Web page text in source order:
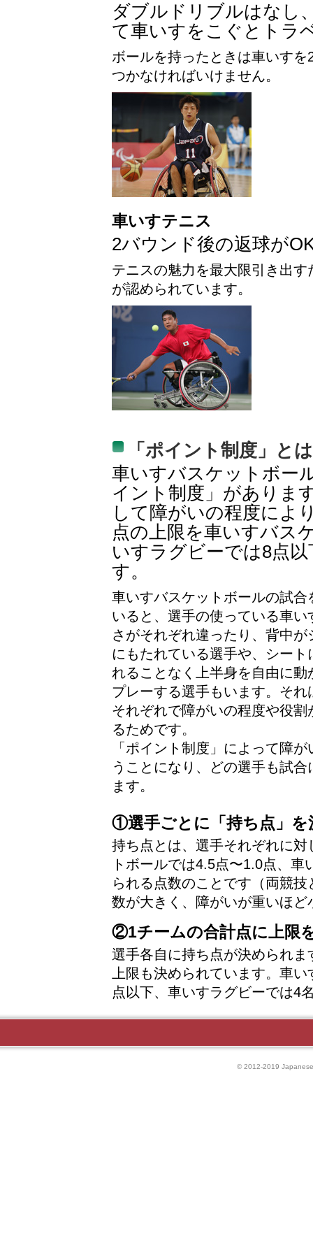
ダブルドリブルはなし
て車いすをこぐとトラ
ボールを持ったときは車いす
つかなければいけません。
車いすテニス
2バウンド後の返球が
テニスの魅力を最大限引き出
が認められています。
「ポイント制度」とは
車いすバスケットボー
イント制度」がありま
して障がいの程度によ
点の上限を車いすバス
いすラグビーでは8点
す。
車いすバスケットボールの試合
いると、選手の使っている車い
さがそれぞれ違ったり、背中が
にもたれている選手や、シート
れることなく上半身を自由に動
プレーする選手もいます。それ
それぞれで障がいの程度や役割
るためです。
「ポイント制度」によって障
うことになり、どの選手も試
ます。
①選手ごとに「持ち点」を
持ち点とは、選手それぞれに
トボールでは4.5点〜1.0点、
られる点数のことです（両競
数が大きく、障がいが重いほど
②1チームの合計点に上限
選手各自に持ち点が決められ
上限も決められています。車
点以下、車いすラグビーでは4
© 2012-2019